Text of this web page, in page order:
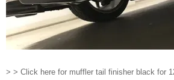
> > Click here for muffler tail finisher black for